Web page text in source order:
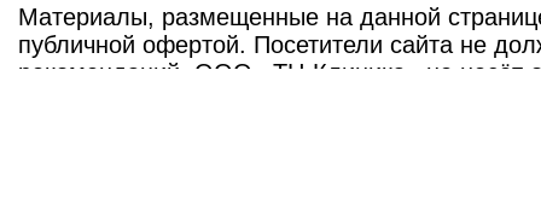
Материалы, размещенные на данной
публичной офертой. Посетители сайта не
рекомендаций. ООО «ТН-Клиника» не несёт